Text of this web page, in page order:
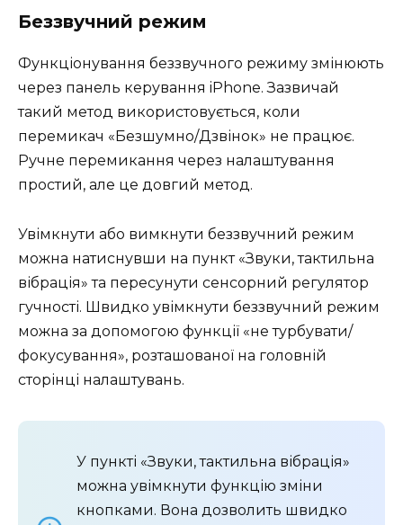
Беззвучний режим
Функціонування беззвучного режиму змінюють
через панель керування iPhone. Зазвичай
такий метод використовується, коли
перемикач «Безшумно/Дзвінок» не працює.
Ручне перемикання через налаштування
простий, але це довгий метод.
Увімкнути або вимкнути беззвучний режим
можна натиснувши на пункт «Звуки, тактильна
вібрація» та пересунути сенсорний регулятор
гучності. Швидко увімкнути беззвучний режим
можна за допомогою функції «не турбувати/
фокусування», розташованої на головній
сторінці налаштувань.
У пункті «Звуки, тактильна вібрація»
можна увімкнути функцію зміни
кнопками. Вона дозволить швидко